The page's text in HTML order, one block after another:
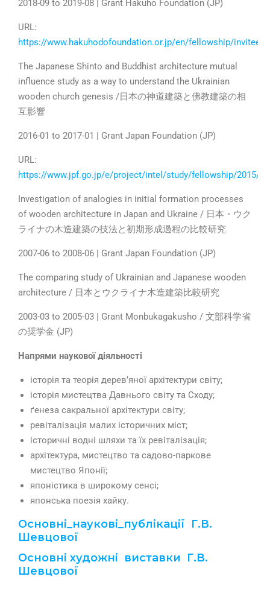
2018-09 to 2019-08 | Grant Hakuho Foundation (JP)
URL:
https://www.hakuhodofoundation.or.jp/en/fellowship/invitees/
The Japanese Shinto and Buddhist architecture mutual
influence study as a way to understand the Ukrainian
wooden church genesis /日本の神道建築と佛教建築の相
互影響
2016-01 to 2017-01 | Grant Japan Foundation (JP)
URL:
https://www.jpf.go.jp/e/project/intel/study/fellowship/2015/
Investigation of analogies in initial formation processes
of wooden architecture in Japan and Ukraine / 日本・ウク
ライナの木造建築の技法と初期形成過程の比較研究
2007-06 to 2008-06 | Grant Japan Foundation (JP)
The comparing study of Ukrainian and Japanese wooden
architecture / 日本とウクライナ木造建築比較研究
2003-03 to 2005-03 | Grant Monbukagakusho / 文部科学省
の奨学金 (JP)
Напрями наукової діяльності
історія та теорія дерев’яної архітектури світу;
історія мистецтва Давнього світу та Сходу;
ґенеза сакральної архітектури світу;
ревіталізація малих історичних міст;
історичні водні шляхи та їх ревіталізація;
архітектура, мистецтво та садово-паркове
мистецтво Японії;
японістика в широкому сенсі;
японська поезія хайку.
Основні_наукові_публікації Г.В.
Шевцової
Основні художні виставки Г.В.
Шевцової